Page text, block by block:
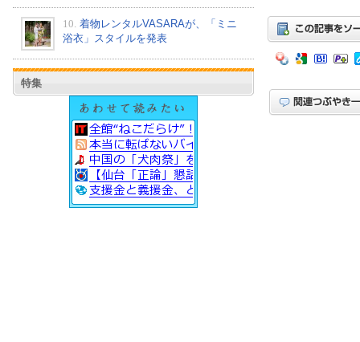
10. 着物レンタルVASARAが、「ミニ
浴衣」スタイルを発表
特集